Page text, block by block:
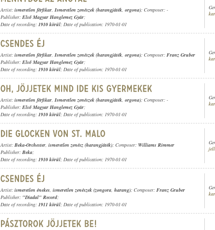
Artist: ismeretlen férfikar, Ismeretlen zenészek (harangjáték, orgona); Composer: -
Publisher: Első Magyar Hanglemez Gyár;
Date of recording: 1910 körül; Date of publication: 1970-01-01
Artist: ismeretlen férfikar, Ismeretlen zenészek (harangjáték, orgona); Composer: Franz Gruber
Publisher: Első Magyar Hanglemez Gyár;
Date of recording: 1910 körül; Date of publication: 1970-01-01
Artist: ismeretlen férfikar, Ismeretlen zenészek (harangjáték, orgona); Composer: -
Publisher: Első Magyar Hanglemez Gyár;
Date of recording: 1910 körül; Date of publication: 1970-01-01
Artist: Beka-Orchester, ismeretlen zenész (harangjáték); Composer: Williams Rimmer
Publisher: Beka;
Date of recording: 1910 körül; Date of publication: 1970-01-01
Artist: ismeretlen énekes, ismeretlen zenészek (zongora, harang); Composer: Franz Gruber
Publisher: "Diadal" Record;
Date of recording: 1911 körül; Date of publication: 1970-01-01